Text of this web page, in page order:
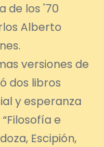
de los '70
Alberto
versiones de
dos libros
y esperanza
e
Escipión,